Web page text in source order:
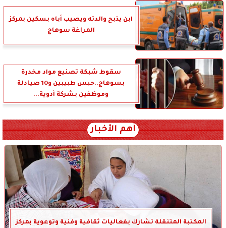
ابن يذبح والدته ويصيب أباه بسكين بمركز
المراغة سوهاج
سقوط شبكة تصنيع مواد مخدرة
بسوهاج..حبس طبيبين و10 صيادلة
وموظفين بشركة أدوية...
أهم الأخبار
المكتبة المتنقلة تشارك بفعاليات ثقافية وفنية وتوعوية بمركز